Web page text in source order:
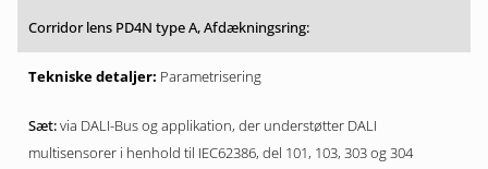
Parametrisering
via DALI-Bus og applikation, der understøtter DALI
multisensorer i henhold til IEC62386, del 101, 103, 303 og 304